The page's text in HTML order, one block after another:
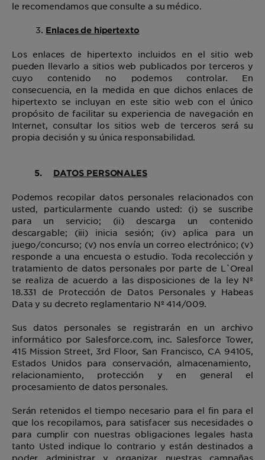
le recomendamos que consulte a su médico.
Enlaces de hipertexto
Los enlaces de hipertexto incluidos en el sitio web
pueden llevarlo a sitios web publicados por terceros y
cuyo contenido no podemos controlar. En
consecuencia, en la medida en que dichos enlaces de
hipertexto se incluyan en este sitio web con el único
propósito de facilitar su experiencia de navegación en
Internet, consultar los sitios web de terceros será su
propia decisión y su única responsabilidad.
5. DATOS PERSONALES
Podemos recopilar datos personales relacionados con
usted, particularmente cuando usted: (i) se suscribe
para un servicio; (ii) descarga un contenido
descargable; (iii) inicia sesión; (iv) aplica para un
juego/concurso; (v) nos envía un correo electrónico; (v)
responde a una encuesta o estudio. Toda recolección y
tratamiento de datos personales por parte de L`Oreal
se realiza de acuerdo a las disposiciones de la ley Nº
18.331 de Protección de Datos Personales y Habeas
Data y su decreto reglamentario Nº 414/009.
Sus datos personales se registrarán en un archivo
informático por Salesforce.com, inc. Salesforce Tower,
415 Mission Street, 3rd Floor, San Francisco, CA 94105,
Estados Unidos para conservación, almacenamiento,
relacionamiento, protección y en general el
procesamiento de datos personales.
Serán retenidos el tiempo necesario para el fin para el
que los recopilamos, para satisfacer sus necesidades o
para cumplir con nuestras obligaciones legales hasta
tanto Usted indique lo contrario y están destinados a
poder administrar y organizar nuestras campañas